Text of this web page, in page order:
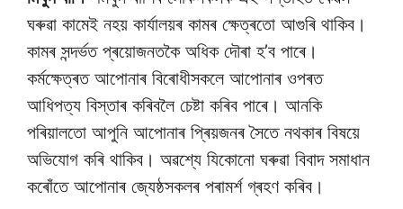
ঘৰুৱা কামেই নহয় কাৰ্যালয়ৰ কামৰ ক্ষেত্ৰতো আগুৰি থাকিব।
কামৰ সন্দৰ্ভত প্ৰয়োজনতকৈ অধিক দৌৰা হ’ব পাৰে।
কৰ্মক্ষেত্ৰত আপোনাৰ বিৰোধীসকলে আপোনাৰ ওপৰত
আধিপত্য বিস্তাৰ কৰিবলৈ চেষ্টা কৰিব পাৰে। আনকি
পৰিয়ালতো আপুনি আপোনাৰ প্ৰিয়জনৰ সৈতে নথকাৰ বিষয়ে
অভিযোগ কৰি থাকিব। অৱশ্যে যিকোনো ঘৰুৱা বিবাদ সমাধান
কৰোঁতে আপোনাৰ জ্যেষ্ঠসকলৰ পৰামৰ্শ গ্ৰহণ কৰিব।